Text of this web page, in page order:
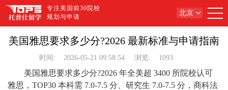
专注美国前30院校
规划与申请
北京
美国雅思要求多少分?2026 最新标准与申请指南
时间: 2026-05-21 09:58:54 浏览: 1093
美国雅思要求多少分?2026 年全美超 3400 所院校认可
雅思，TOP30 本科需 7.0-7.5 分、研究生 7.0-7.5 分，商科法